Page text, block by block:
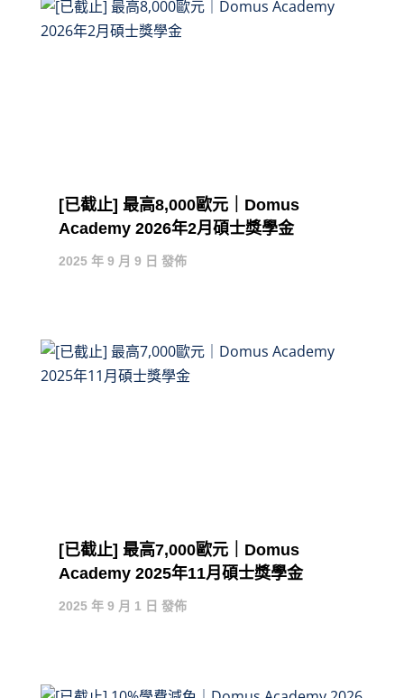
[已截止] 最高8,000歐元｜Domus
Academy 2026年2月碩士獎學金
2025 年 9 月 9 日 發佈
[已截止] 最高7,000歐元｜Domus
Academy 2025年11月碩士獎學金
2025 年 9 月 1 日 發佈